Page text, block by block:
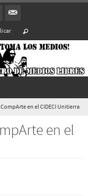
en el CIDECI Unitierra
en el